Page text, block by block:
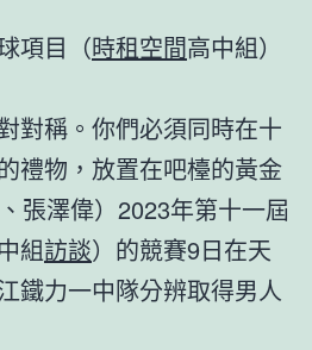
項目（時租空間高中組）
對稱。你們必須同時在十
禮物，放置在吧檯的黃金
張澤偉）2023年第十一屆
組訪談）的競賽9日在天
鐵力一中隊分辨取得男人